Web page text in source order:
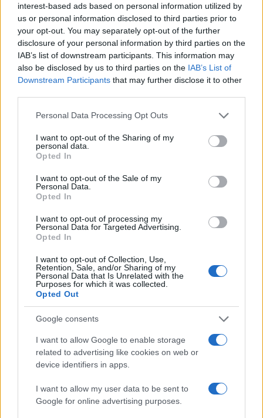
interest-based ads based on personal information utilized by
us or personal information disclosed to third parties prior to
your opt-out. You may separately opt-out of the further
disclosure of your personal information by third parties on the
IAB’s list of downstream participants. This information may
also be disclosed by us to third parties on the IAB’s List of
Downstream Participants that may further disclose it to other
Please note that this website/app uses one or more Google
not limited to your visit or usage behaviour. You may click to
grant or deny consent to Google and its third-party tags to
use your data for below specified purposes in below Google
consent section.
Personal Data Processing Opt Outs
I want to opt-out of the Sharing of my
personal data.
Opted In
I want to opt-out of the Sale of my
Personal Data.
Opted In
I want to opt-out of processing my
Personal Data for Targeted Advertising.
Opted In
I want to opt-out of Collection, Use,
Retention, Sale, and/or Sharing of my
Personal Data that Is Unrelated with the
Purposes for which it was collected.
Opted Out
Google consents
I want to allow Google to enable storage
related to advertising like cookies on web or
device identifiers in apps.
I want to allow my user data to be sent to
Google for online advertising purposes.
Continuez la lecture
Brent chute de 8,3% : les matières premières corrigent en août
NEWS